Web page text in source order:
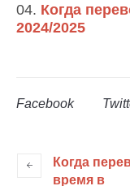
Когда
2024/2025
Facebook
Когда
время в